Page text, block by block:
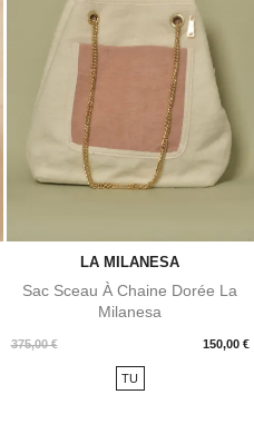
LA MILANESA
Sac Sceau À Chaine Dorée La
Milanesa
375,00 € 150,00 €
Prix
TU